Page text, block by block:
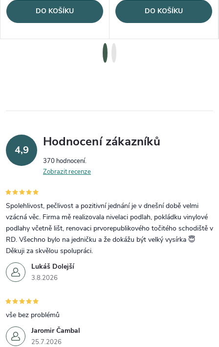
DO KOŠÍKU DO KOŠÍKU
4,9
Hodnocení zákazníků
370 hodnocení
Zobrazit recenze
Lukáš Dolejší
3.8.2026
Spolehlivost, pečlivost a pozitivní jednání je v dnešní době velmi
vzácná věc. Firma mě realizovala nivelaci podlah, pokládku vinylové
podlahy včetně lišt, renovaci prvorepublikového točitého schodiště v
RD. Všechno bylo na jedničku a že dokážu být velký vysírka 😇
Děkuji za skvělou spolupráci.
Jaromir Čambal
25.7.2026
vše bez problémů